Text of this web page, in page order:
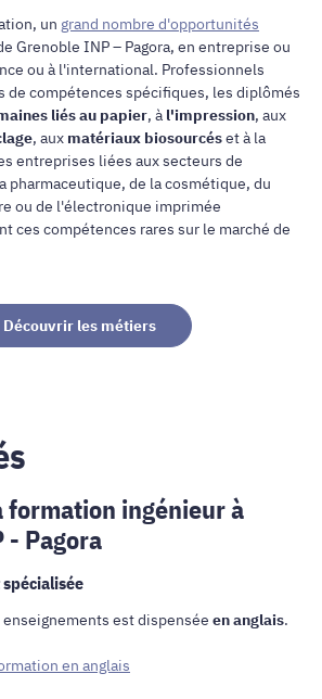
un grand nombre d'opportunités
Grenoble INP – Pagora, en entreprise ou
ou à l'international. Professionnels
de compétences spécifiques, les diplômés
liés au papier, à l'impression, aux
, aux matériaux biosourcéset à la
entreprises liées aux secteurs de
pharmaceutique, de la cosmétique, du
ou de l'électronique imprimée
ces compétences rares sur le marché de
Découvrir les métiers
formation ingénieur à
- Pagora
est dispensée en anglais.
en anglais